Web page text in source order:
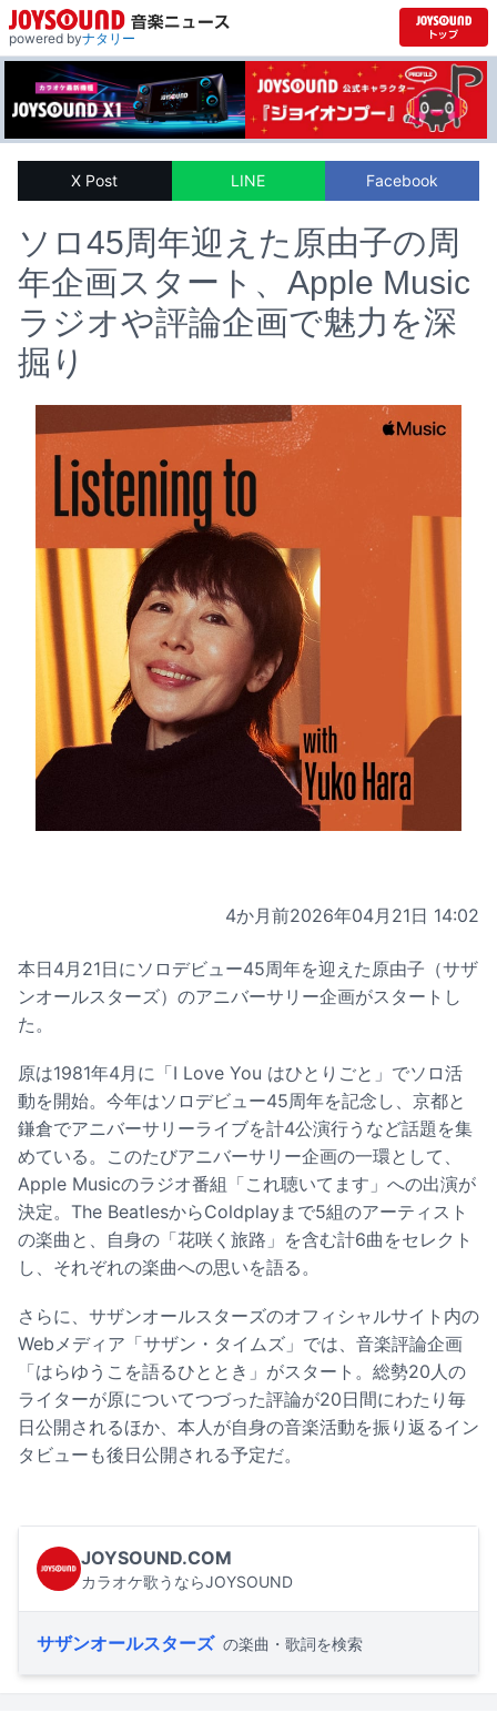
powered byナタリー
X Post LINE Facebook
ソロ45周年迎えた原由子の周
年企画スタート、Apple Music
ラジオや評論企画で魅力を深
掘り
4か月前2026年04月21日 14:02
本日4月21日にソロデビュー45周年を迎えた原由子（サザ
ンオールスターズ）のアニバーサリー企画がスタートし
た。
原は1981年4月に「I Love You はひとりごと」でソロ活
動を開始。今年はソロデビュー45周年を記念し、京都と
鎌倉でアニバーサリーライブを計4公演行うなど話題を集
めている。このたびアニバーサリー企画の一環として、
Apple Musicのラジオ番組「これ聴いてます」への出演が
決定。The BeatlesからColdplayまで5組のアーティスト
の楽曲と、自身の「花咲く旅路」を含む計6曲をセレクト
し、それぞれの楽曲への思いを語る。
さらに、サザンオールスターズのオフィシャルサイト内の
Webメディア「サザン・タイムズ」では、音楽評論企画
「はらゆうこを語るひととき」がスタート。総勢20人の
ライターが原についてつづった評論が20日間にわたり毎
日公開されるほか、本人が自身の音楽活動を振り返るイン
タビューも後日公開される予定だ。
JOYSOUND.COM
カラオケ歌うならJOYSOUND
サザンオールスターズ の楽曲・歌詞を検索